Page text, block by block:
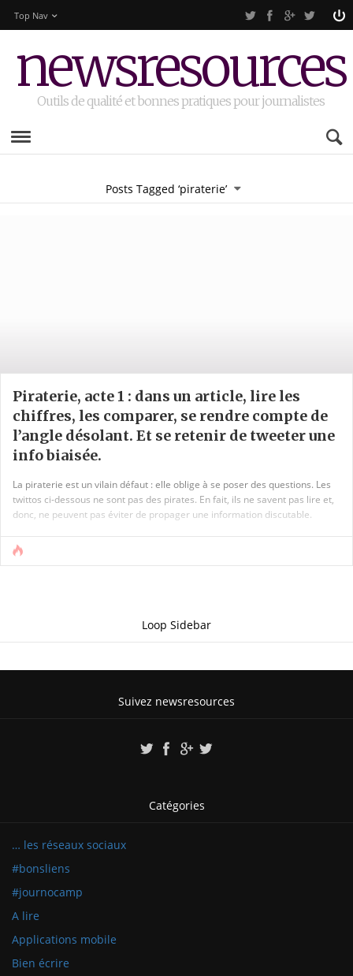
Top Nav
newsresources
Outils de qualité et bonnes pratiques pour journalistes
Posts Tagged ‘piraterie’
Piraterie, acte 1 : dans un article, lire les
chiffres, les comparer, se rendre compte de
l’angle désolant. Et se retenir de tweeter une
info biaisée.
La piraterie est un vilain défaut : elle oblige à se poser des questions. Les
twittos ci-dessous ne sont pas des pirates. En fait, ils ne savent pas lire et,
donc, ne peuvent pas éviter de propager une information discutable.
Loop Sidebar
Suivez newsresources
Catégories
… les réseaux sociaux
#bonsliens
#journocamp
A lire
Applications mobile
Bien écrire